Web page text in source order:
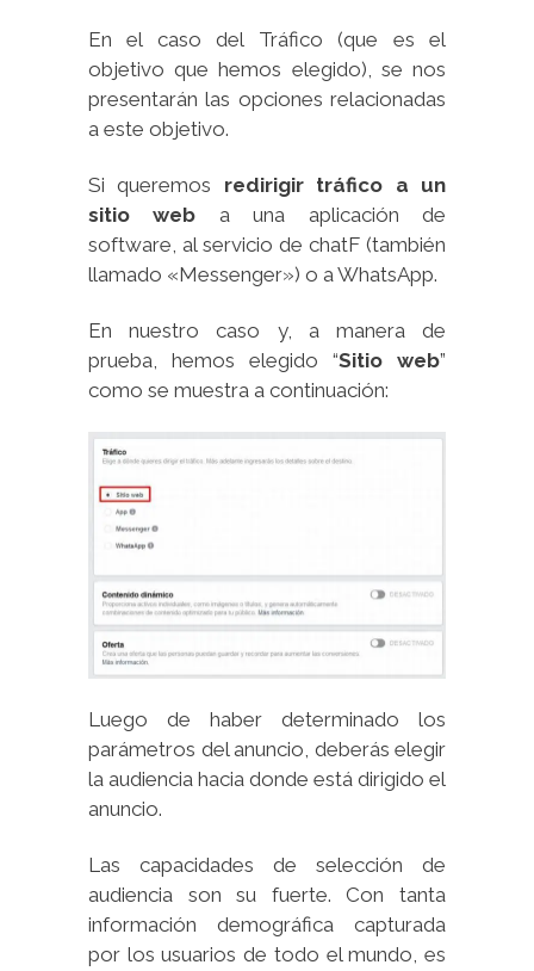
En el caso del Tráfico (que es el
objetivo que hemos elegido), se nos
presentarán las opciones relacionadas
a este objetivo.
Si queremos redirigir tráfico a un
sitio web a una aplicación de
software, al servicio de chatF (también
llamado «Messenger») o a WhatsApp.
En nuestro caso y, a manera de
prueba, hemos elegido “Sitio web”
como se muestra a continuación:
Luego de haber determinado los
parámetros del anuncio, deberás elegir
la audiencia hacia donde está dirigido el
anuncio.
Las capacidades de selección de
audiencia son su fuerte. Con tanta
información demográfica capturada
por los usuarios de todo el mundo, es